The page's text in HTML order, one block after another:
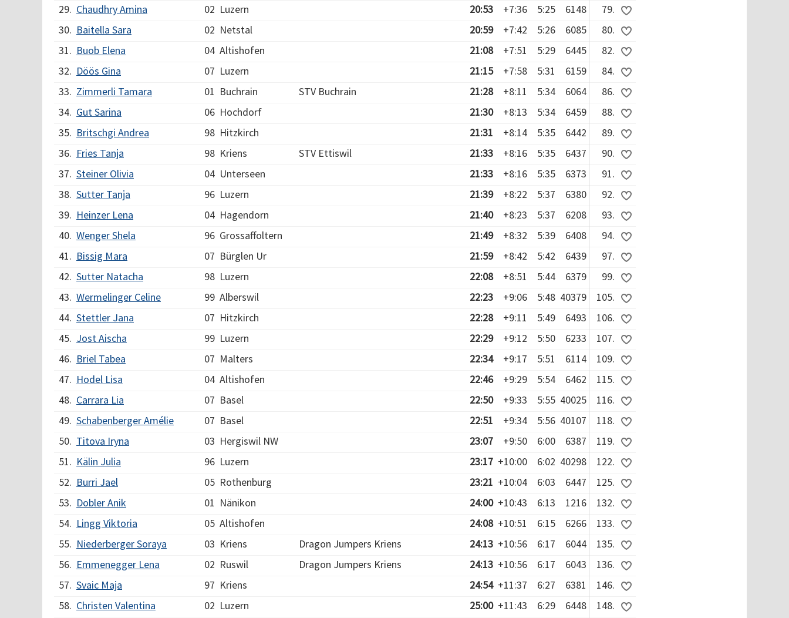
29. Chaudhry Amina 02 Luzern 20:53 +7:36 5:25 6148
79.
30. Baitella Sara 02 Netstal 20:59 +7:42 5:26 6085
80.
31. Buob Elena 04 Altishofen 21:08 +7:51 5:29 6445
82.
32. Döös Gina 07 Luzern 21:15 +7:58 5:31 6159
84.
33. Zimmerli Tamara 01 Buchrain STV Buchrain 21:28 +8:11 5:34 6064
86.
34. Gut Sarina 06 Hochdorf 21:30 +8:13 5:34 6459
88.
35. Britschgi Andrea 98 Hitzkirch 21:31 +8:14 5:35 6442
89.
36. Fries Tanja 98 Kriens STV Ettiswil 21:33 +8:16 5:35 6437
90.
37. Steiner Olivia 04 Unterseen 21:33 +8:16 5:35 6373
91.
38. Sutter Tanja 96 Luzern 21:39 +8:22 5:37 6380
92.
39. Heinzer Lena 04 Hagendorn 21:40 +8:23 5:37 6208
93.
40. Wenger Shela 96 Grossaffoltern 21:49 +8:32 5:39 6408
94.
41. Bissig Mara 07 Bürglen Ur 21:59 +8:42 5:42 6439
97.
42. Sutter Natacha 98 Luzern 22:08 +8:51 5:44 6379
99.
43. Wermelinger Celine 99 Alberswil 22:23 +9:06 5:48 40379
105.
44. Stettler Jana 07 Hitzkirch 22:28 +9:11 5:49 6493
106.
45. Jost Aischa 99 Luzern 22:29 +9:12 5:50 6233
107.
46. Briel Tabea 07 Malters 22:34 +9:17 5:51 6114
109.
47. Hodel Lisa 04 Altishofen 22:46 +9:29 5:54 6462
115.
48. Carrara Lia 07 Basel 22:50 +9:33 5:55 40025
116.
49. Schabenberger Amélie 07 Basel 22:51 +9:34 5:56 40107
118.
50. Titova Iryna 03 Hergiswil NW 23:07 +9:50 6:00 6387
119.
51. Kälin Julia 96 Luzern 23:17 +10:00 6:02 40298
122.
52. Burri Jael 05 Rothenburg 23:21 +10:04 6:03 6447
125.
53. Dobler Anik 01 Nänikon 24:00 +10:43 6:13 1216
132.
54. Lingg Viktoria 05 Altishofen 24:08 +10:51 6:15 6266
133.
55. Niederberger Soraya 03 Kriens Dragon Jumpers Kriens 24:13 +10:56 6:17 6044
135.
56. Emmenegger Lena 02 Ruswil Dragon Jumpers Kriens 24:13 +10:56 6:17 6043
136.
57. Svaic Maja 97 Kriens 24:54 +11:37 6:27 6381
146.
58. Christen Valentina 02 Luzern 25:00 +11:43 6:29 6448
148.